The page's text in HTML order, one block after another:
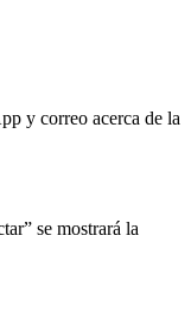
y correo acerca de la
se mostrará la